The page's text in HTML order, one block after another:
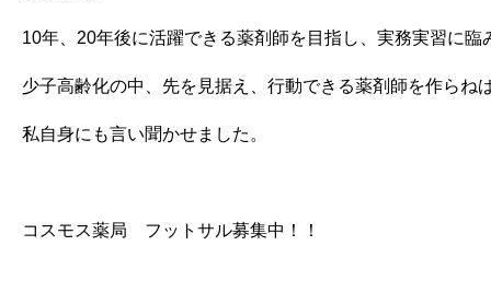
10年、20年後に活躍できる薬剤師を目指し、実務実習に臨
少子高齢化の中、先を見据え、行動できる薬剤師を作らね
私自身にも言い聞かせました。
コスモス薬局 フットサル募集中！！